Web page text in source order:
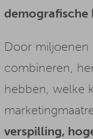
demografische
Door miljoenen
combineren,
hebben, welke
verspilling,